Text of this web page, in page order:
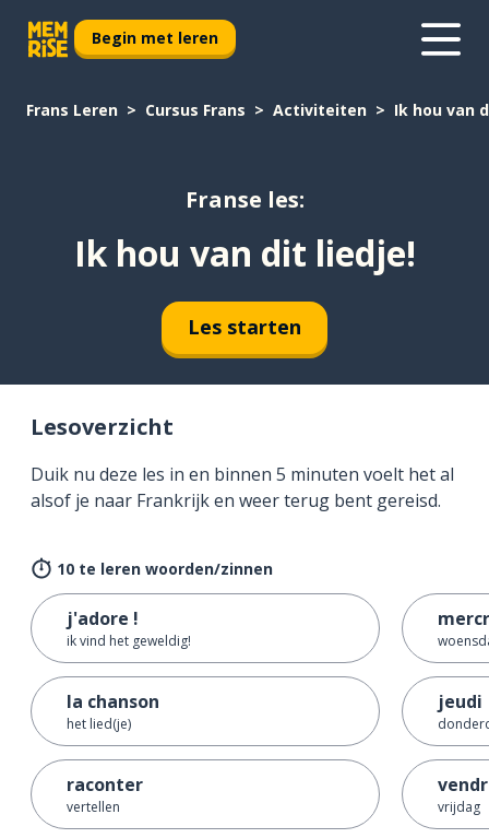
Begin met leren
Frans Leren Cursus Frans Activiteiten Ik hou van
Franse les:
Ik hou van dit liedje!
Les starten
Lesoverzicht
Duik nu deze les in en binnen 5 minuten voelt het al
alsof je naar Frankrijk en weer terug bent gereisd.
10 te leren woorden/zinnen
j'adore !
ik vind het geweldig!
la chanson
het lied(je)
raconter
vertellen
jeudi
vrijdag